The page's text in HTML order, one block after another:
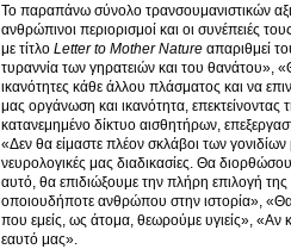
Το παραπάνω σύνολο τρανσουμανιστικών
ανθρώπινοι περιορισμοί και οι συνέπειές
με τίτλο Letter to Mother Nature απαριθμεί
τυραννία των γηρατειών και του θανάτου»,
ικανότητες κάθε άλλου πλάσματος και να
μας οργάνωση και ικανότητα,
κατανεμημένο δίκτυο αισθητήρων,
«Δεν θα είμαστε πλέον σκλάβοι των
νευρολογικές μας διαδικασίες. Θα
αυτό, θα επιδιώξουμε την πλήρη επιλογή της
οποιουδήποτε ανθρώπου στην ιστορία», «Θα
που εμείς, ως άτομα, θεωρούμε υγιείς», «Αν
εαυτό μας».